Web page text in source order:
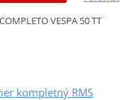
VESPA 50 TT
kompletný RMS